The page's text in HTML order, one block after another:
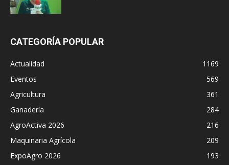
CATEGORÍA POPULAR
Actualidad
1169
Eventos
569
Agricultura
361
Ganadería
284
AgroActiva 2026
216
Maquinaria Agrícola
209
ExpoAgro 2026
193